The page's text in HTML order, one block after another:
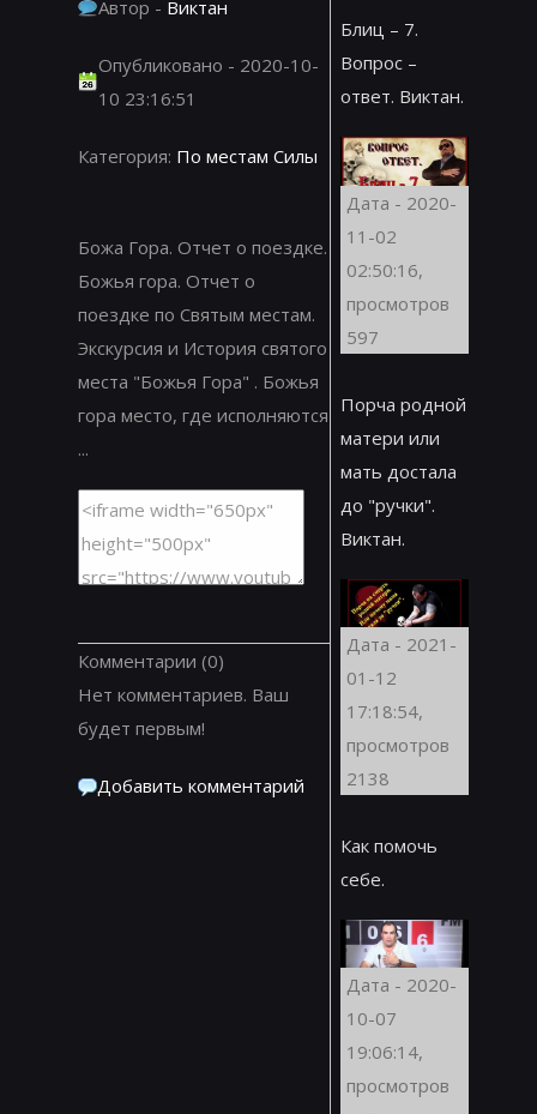
Автор - Виктан
Опубликовано - 2020-10-
10 23:16:51
Категория: По местам Силы
Божа Гора. Отчет о поездке.
Божья гора. Отчет о
поездке по Святым местам.
Экскурсия и История святого
места "Божья Гора" . Божья
гора место, где исполняются
...
Комментарии (0)
Нет комментариев. Ваш
будет первым!
Добавить комментарий
Блиц – 7.
Вопрос –
ответ. Виктан.
Дата - 2020-
11-02
02:50:16,
просмотров
597
Порча родной
матери или
мать достала
до "ручки".
Виктан.
Дата - 2021-
01-12
17:18:54,
просмотров
2138
Как помочь
себе.
Дата - 2020-
10-07
19:06:14,
просмотров